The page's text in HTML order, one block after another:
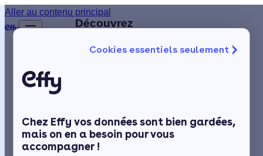
Cookies essentiels seulement
Chez Effy vos données sont bien gardées,
mais on en a besoin pour vous
accompagner !
Aller au contenu principal
Chauffage
Rénovation globale
Aides et Primes
Retour
Découvrez
artisans
AD
ART DE LA